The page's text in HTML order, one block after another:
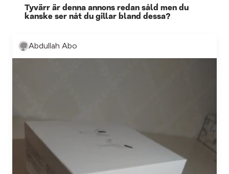
Tyvärr är denna annons redan såld men du
kanske ser nåt du gillar bland dessa?
Abdullah Abo